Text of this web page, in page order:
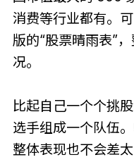
消费等行业都有。
版的“股票晴雨表”
况。
比起自己一个个挑
选手组成一个队伍
整体表现也不会差